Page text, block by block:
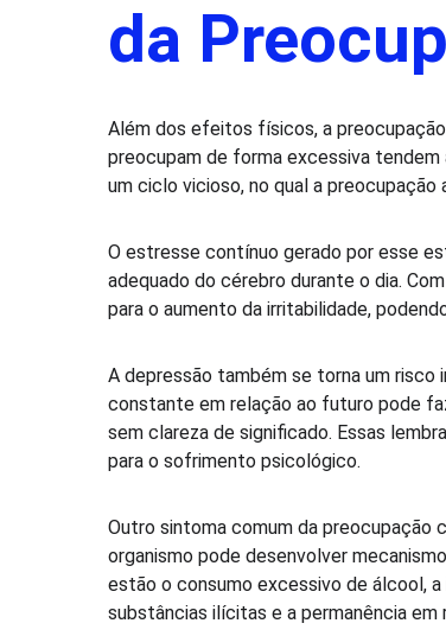
da
Além dos efeitos físicos, a
preocupam de forma excessiva
um ciclo vicioso, no qual a preocupação
O estresse contínuo gerado por esse
adequado do cérebro durante o dia.
para o aumento da irritabilidade,
A depressão também se torna um risco
constante em relação ao futuro pode
sem clareza de significado. Essas
para o sofrimento psicológico.
Outro sintoma comum da preocupação
organismo pode desenvolver
estão o consumo excessivo de álcool,
substâncias ilícitas e a permanência